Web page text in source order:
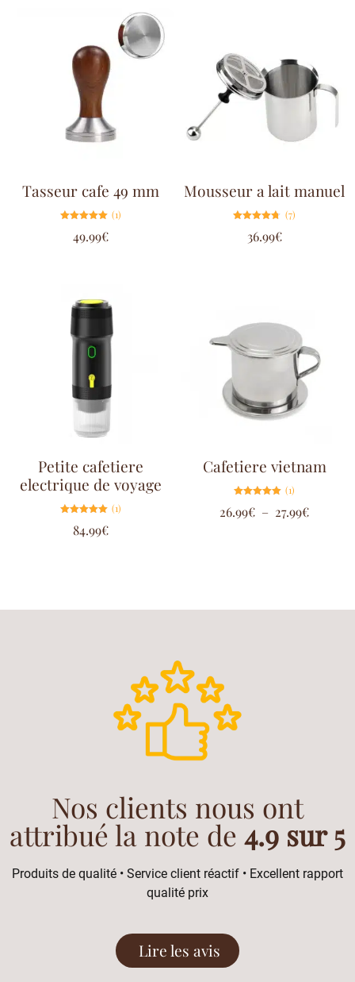
Tasseur cafe 49 mm
5.00
sur 5
(1)
49.99€
Mousseur a lait manuel
4.71
sur 5
(7)
36.99€
Petite cafetiere
electrique de voyage
5.00
sur 5
(1)
84.99€
Cafetiere vietnam
5.00
sur 5
(1)
26.99€ – 27.99€
Nos clients nous ont
attribué la note de 4.9 sur 5
Produits de qualité • Service client réactif • Excellent rapport
qualité prix
Lire les avis